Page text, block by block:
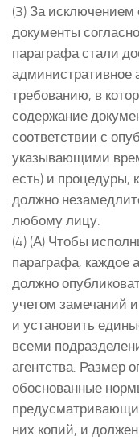
(3) За исключением
документы
параграфа стали
административное
требованию, в
содержание
соответствии с
указывающими
есть) и процедуры,
должно
любому лицу.
(4) (А) Чтобы
параграфа, каждое
должно
учетом замечаний
и установить
всеми
агентства. Размер
обоснованные
них копий, и